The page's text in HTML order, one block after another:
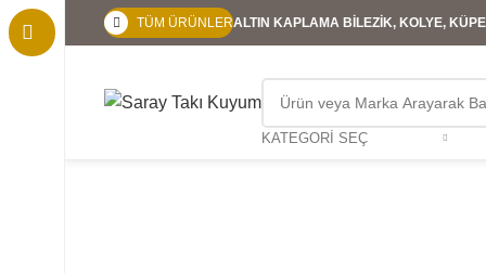
TÜM ÜRÜNLERALTIN KAPLAMA BİLEZİK, KOLYE,
KATEGORI SEÇ